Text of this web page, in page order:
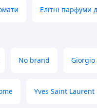
Елітні парфуми
No brand Giorgio
Yves Saint Laurent